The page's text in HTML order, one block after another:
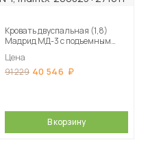
Кровать двуспальная (1,8)
Мадрид МД-3 с подъемным
Цена
91 229 40 546
В корзину